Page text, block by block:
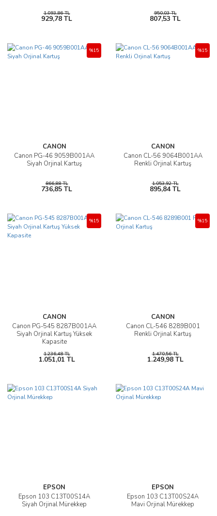
1.093,86 TL
929,78 TL
950,03 TL
807,53 TL
CANON
Canon PG-46 9059B001AA
Siyah Orjinal Kartuş
%15
866,88 TL
736,85 TL
CANON
Canon CL-56 9064B001AA
Renkli Orjinal Kartuş
%15
1.053,92 TL
895,84 TL
CANON
Canon PG-545 8287B001AA
Siyah Orjinal Kartuş Yüksek
Kapasite
%15
1.236,48 TL
1.051,01 TL
CANON
Canon CL-546 8289B001
Renkli Orjinal Kartuş
%15
1.470,56 TL
1.249,98 TL
EPSON
Epson 103 C13T00S14A
Siyah Orjinal Mürekkep
EPSON
Epson 103 C13T00S24A
Mavi Orjinal Mürekkep